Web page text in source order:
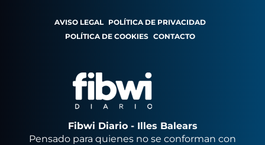
AVISO LEGAL POLÍTICA DE PRIVACIDAD
POLÍTICA DE COOKIES CONTACTO
Fibwi Diario - Illes Balears
Pensado para quienes no se conforman con